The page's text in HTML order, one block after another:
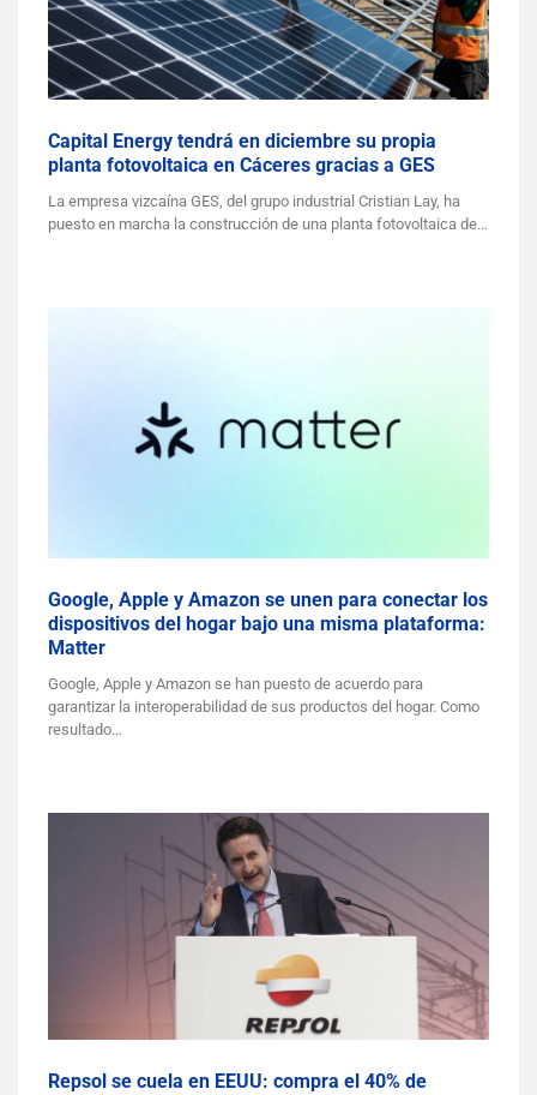
Capital Energy tendrá en diciembre su propia
planta fotovoltaica en Cáceres gracias a GES
La empresa vizcaína GES, del grupo industrial Cristian Lay, ha
puesto en marcha la construcción de una planta fotovoltaica de…
Google, Apple y Amazon se unen para conectar los
dispositivos del hogar bajo una misma plataforma:
Matter
Google, Apple y Amazon se han puesto de acuerdo para
garantizar la interoperabilidad de sus productos del hogar. Como
resultado…
Repsol se cuela en EEUU: compra el 40% de